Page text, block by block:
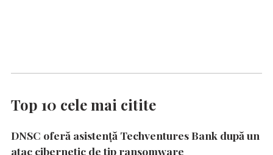
Top 10 cele mai citite
DNSC oferă asistență Techventures Bank după un
atac cibernetic de tip ransomware